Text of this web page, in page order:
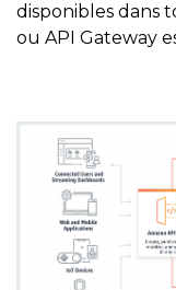
disponibles dans
ou API Gateway